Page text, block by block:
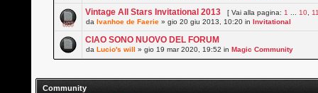
Vintage All Stars Invitational 2013 [ Vai alla pagina: 1 10
daIvanhoe de Faerie » gio 20 giu 2013, 10:20 inInvitational
CIAO SONO NUOVO DEL FORUM
daLucio's will » gio 19 mar 2020, 19:52 inMagic Community
Community